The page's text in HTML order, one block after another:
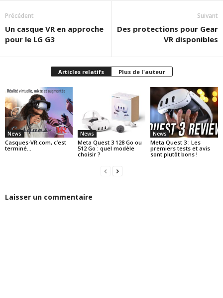
Précédent
Un casque VR en approche
pour le LG G3
Suivant
Des protections pour Gear
VR disponibles
Articles relatifs Plus de l'auteur
News
Casques-VR.com, c’est
terminé…
News
Meta Quest 3 128 Go ou
512 Go : quel modèle
choisir ?
News
Meta Quest 3 : Les
premiers tests et avis
sont plutôt bons !
Laisser un commentaire